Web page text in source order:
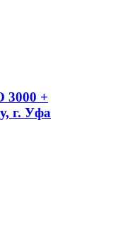
3000 +
г. Уфа